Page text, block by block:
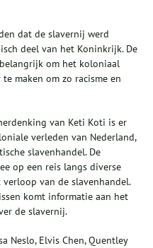
dat de slavernij werd
deel van het Koninkrijk. De
om het koloniaal
maken om zo racisme en
van Keti Koti is er
verleden van Nederland,
slavenhandel. De
op een reis langs diverse
van de slavenhandel.
komt informatie aan het
de slavernij.
Neslo, Elvis Chen, Quentley